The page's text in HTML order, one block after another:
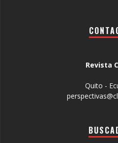
Revista
Quito -